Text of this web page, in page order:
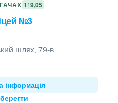
119,05
№3
шлях, 79-в
інформація